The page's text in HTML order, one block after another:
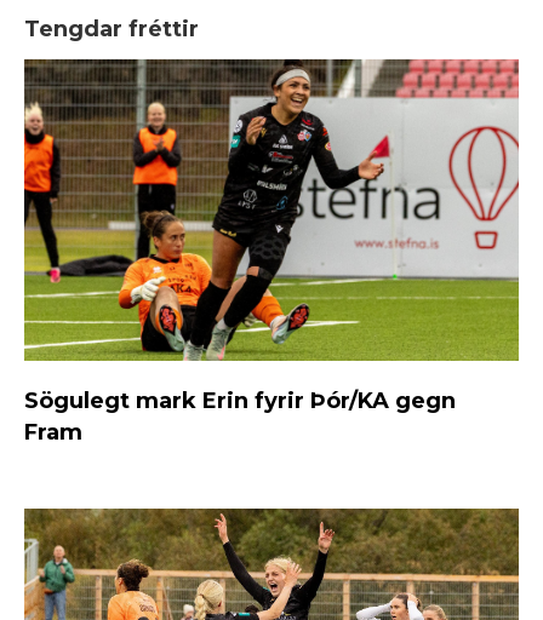
Tengdar fréttir
Sögulegt mark Erin fyrir Þór/KA gegn
Fram